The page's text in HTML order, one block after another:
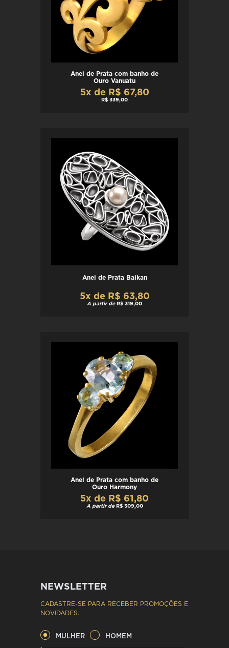
Anel de Prata com banho de
Ouro Vanuatu
5x de R$ 67,80
R$ 339,00
Anel de Prata Balkan
5x de R$ 63,80
A partir de R$ 319,00
Anel de Prata com banho de
Ouro Harmony
5x de R$ 61,80
A partir de R$ 309,00
NEWSLETTER
CADASTRE-SE PARA RECEBER PROMOÇÕES E
NOVIDADES.
MULHER HOMEM